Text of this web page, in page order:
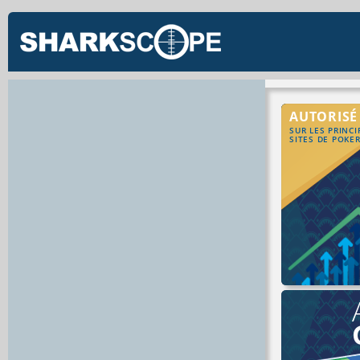
AUTORISÉ
SUR LES
SITES DE POKER